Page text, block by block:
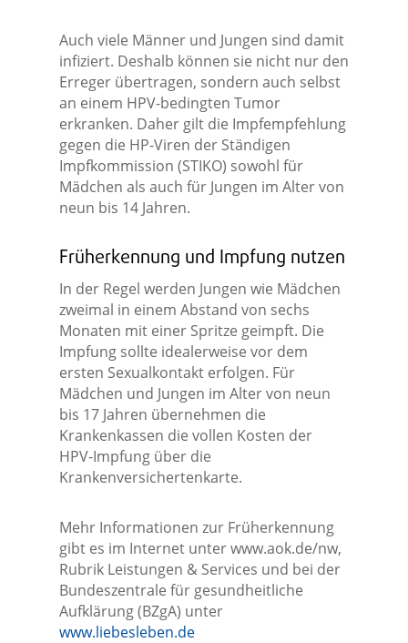
Auch viele Männer und Jungen sind damit
infiziert. Deshalb können sie nicht nur den
Erreger übertragen, sondern auch selbst
an einem HPV-bedingten Tumor
erkranken. Daher gilt die Impfempfehlung
gegen die HP-Viren der Ständigen
Impfkommission (STIKO) sowohl für
Mädchen als auch für Jungen im Alter von
neun bis 14 Jahren.
Früherkennung und Impfung nutzen
In der Regel werden Jungen wie Mädchen
zweimal in einem Abstand von sechs
Monaten mit einer Spritze geimpft. Die
Impfung sollte idealerweise vor dem
ersten Sexualkontakt erfolgen. Für
Mädchen und Jungen im Alter von neun
bis 17 Jahren übernehmen die
Krankenkassen die vollen Kosten der
HPV-Impfung über die
Krankenversichertenkarte.
Mehr Informationen zur Früherkennung
gibt es im Internet unter www.aok.de/nw,
Rubrik Leistungen & Services und bei der
Bundeszentrale für gesundheitliche
Aufklärung (BZgA) unter
www.liebesleben.de